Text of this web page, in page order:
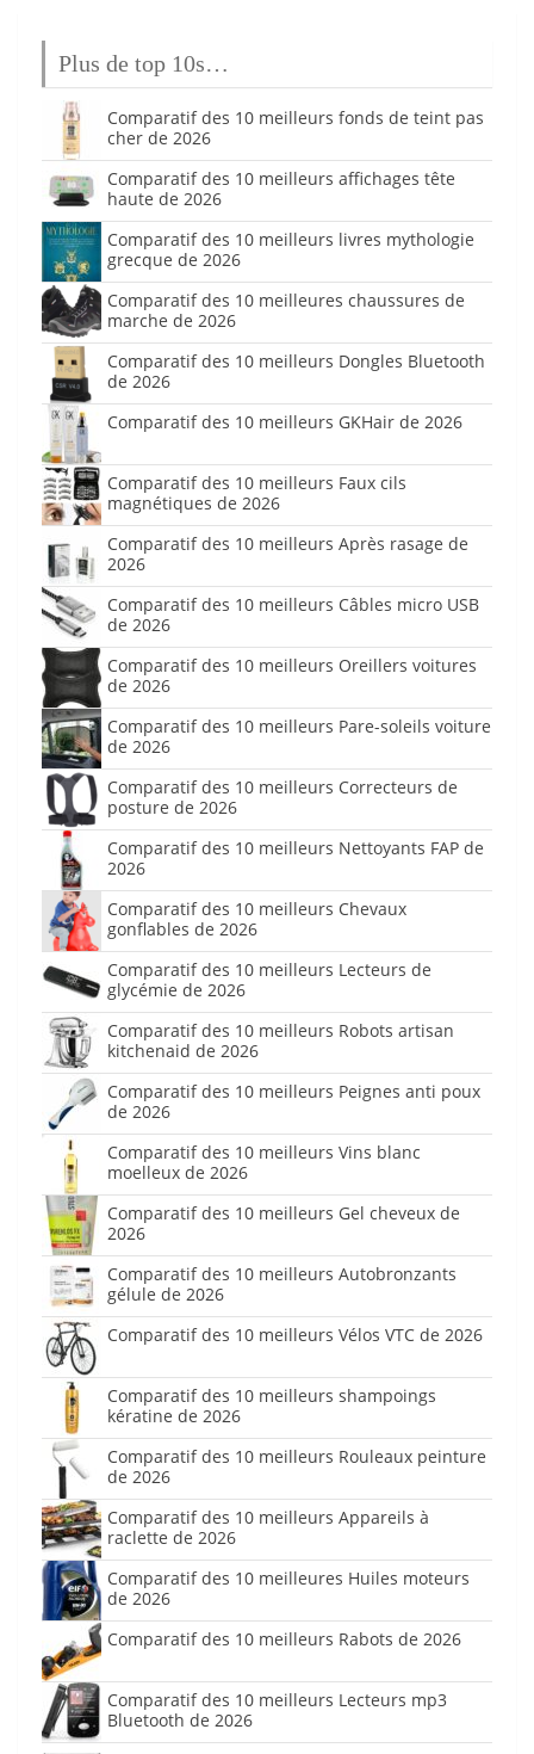
Plus de top 10s…
Comparatif des 10 meilleurs fonds de teint pas
cher de 2026
Comparatif des 10 meilleurs affichages tête
haute de 2026
Comparatif des 10 meilleurs livres mythologie
grecque de 2026
Comparatif des 10 meilleures chaussures de
marche de 2026
Comparatif des 10 meilleurs Dongles Bluetooth
de 2026
Comparatif des 10 meilleurs GKHair de 2026
Comparatif des 10 meilleurs Faux cils
magnétiques de 2026
Comparatif des 10 meilleurs Après rasage de
2026
Comparatif des 10 meilleurs Câbles micro USB
de 2026
Comparatif des 10 meilleurs Oreillers voitures
de 2026
Comparatif des 10 meilleurs Pare-soleils voiture
de 2026
Comparatif des 10 meilleurs Correcteurs de
posture de 2026
Comparatif des 10 meilleurs Nettoyants FAP de
2026
Comparatif des 10 meilleurs Chevaux
gonflables de 2026
Comparatif des 10 meilleurs Lecteurs de
glycémie de 2026
Comparatif des 10 meilleurs Robots artisan
kitchenaid de 2026
Comparatif des 10 meilleurs Peignes anti poux
de 2026
Comparatif des 10 meilleurs Vins blanc
moelleux de 2026
Comparatif des 10 meilleurs Gel cheveux de
2026
Comparatif des 10 meilleurs Autobronzants
gélule de 2026
Comparatif des 10 meilleurs Vélos VTC de 2026
Comparatif des 10 meilleurs shampoings
kératine de 2026
Comparatif des 10 meilleurs Rouleaux peinture
de 2026
Comparatif des 10 meilleurs Appareils à
raclette de 2026
Comparatif des 10 meilleures Huiles moteurs
de 2026
Comparatif des 10 meilleurs Rabots de 2026
Comparatif des 10 meilleurs Lecteurs mp3
Bluetooth de 2026